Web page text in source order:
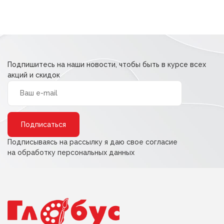
Подпишитесь на наши новости, чтобы быть в курсе всех
акций и скидок
Подписываясь на рассылку я даю свое согласие
на обработку персональных данных